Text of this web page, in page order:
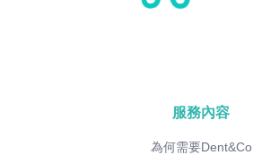
服務內容
為何需要Dent&Co